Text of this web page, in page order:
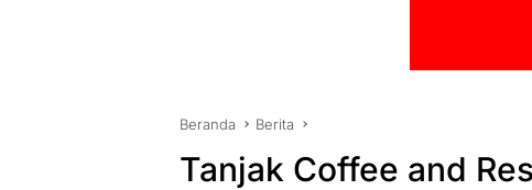
Beranda Berita
Tanjak Coffee and